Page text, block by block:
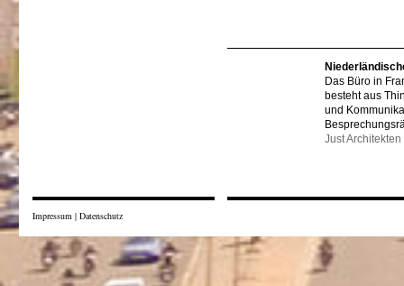
Das Büro in
besteht aus
und
Just Architekten
Impressum | Datenschutz